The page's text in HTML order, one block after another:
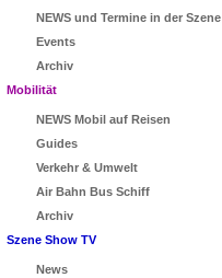
NEWS und Termine in der Szene
Events
Archiv
Mobilität
NEWS Mobil auf Reisen
Guides
Verkehr & Umwelt
Air Bahn Bus Schiff
Archiv
Szene Show TV
News